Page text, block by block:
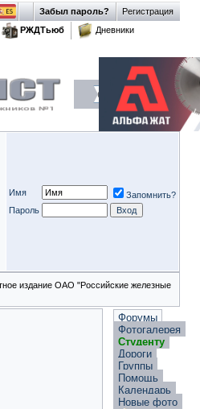
Регистрация
Забыл пароль?
РЖДТьюб
Дневники
Имя
Запомнить?
Пароль
издание ОАО "Российские железные
Форумы
Фотогалерея
Студенту
Дороги
Группы
Помощь
Календарь
Новые фото